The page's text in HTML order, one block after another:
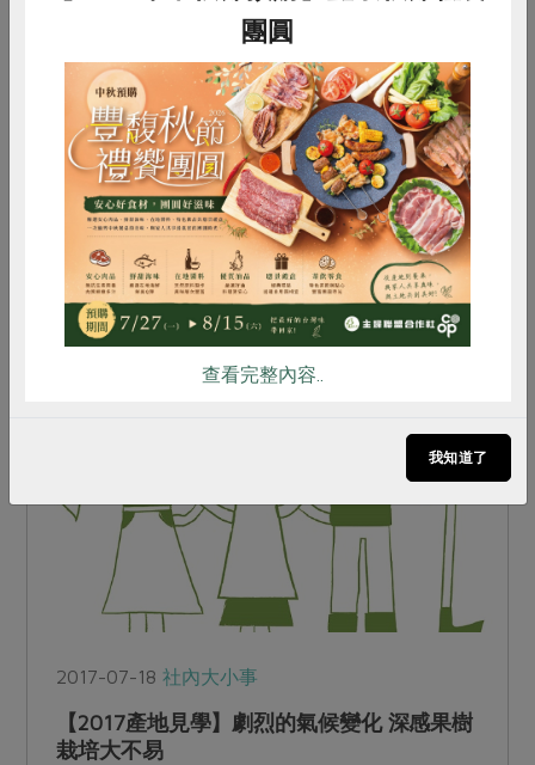
2019-05-14社內大小事
實踐共同購買，用消費改變世界
參加這次南社舉辦的解說員課程之前，我以為我只
要奉獻我的所長，在站所帶大家一起做料理，就足
以撐起我的廣大理念。直到我聽到新營站所秀雀姐
在早期還是班的年代辛苦的揪朋友們共同購買，甚
至更久之前是用鉛字...
2017-07-18社內大小事
【2017產地見學】劇烈的氣候變化 深感果樹
栽培大不易
惜食 RPET 食譜 減硝酸鹽
雞蛋 食安 共同購買
團圓
查看完整內容..
我知道了